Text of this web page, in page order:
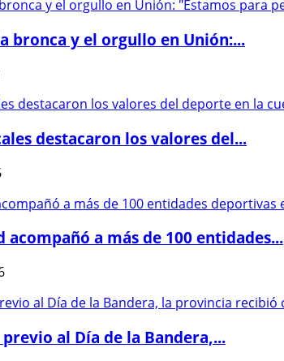
bronca y el orgullo en Unión:...
destacaron los valores del...
acompañó a más de 100 entidades...
al Día de la Bandera,...